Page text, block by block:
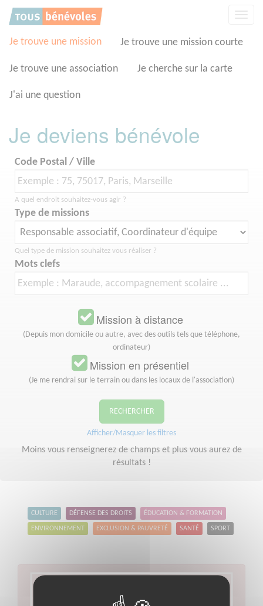
Je trouve une mission Je trouve une mission courte
Je trouve une association Je cherche sur la carte
J'ai une question
Je deviens bénévole
Code Postal / Ville
A quel endroit souhaitez-vous agir ?
Type de missions
Quel type de mission souhaitez vous réaliser ?
Mots clefs
Mission à distance
(Depuis mon domicile ou autre, avec des outils tels que téléphone,
ordinateur)
Mission en présentiel
(Je me rendrai sur le terrain ou dans les locaux de l'association)
RECHERCHER
Afficher/Masquer les filtres
Moins vous renseignerez de champs et plus vous aurez de
résultats !
CULTURE DÉFENSE DES DROITS ÉDUCATION & FORMATION
ENVIRONNEMENT EXCLUSION & PAUVRETÉ SANTÉ SPORT
Aucun résultat pour votre
recherche
Panneau de gestion des cookies